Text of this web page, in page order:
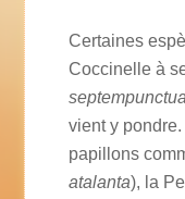
Certaines
Coccinelle à
vient y
papillons
atalanta), la